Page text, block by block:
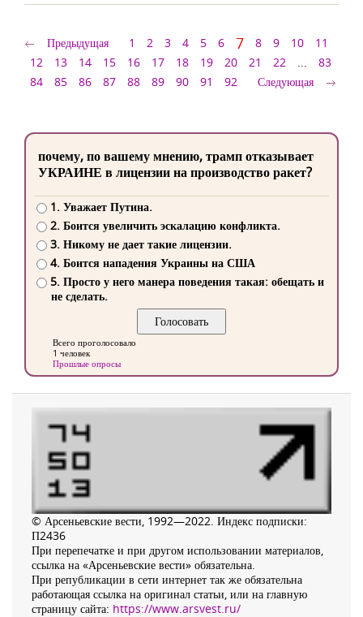
Предыдущая 1 2 3 4 5 6 7 8 9 10
11
12
13 14 15 16 17 18 19 20 21 22 ...
83
84
85 86 87 88 89 90 91 92 Следующая
почему, по вашему мнению, трамп отказывает
УКРАИНЕ в лицензии на производство ракет?
1. Уважает Путина.
2. Боится увеличить эскалацию конфликта.
3. Никому не дает такие лицензии.
4. Боится нападения Украины на США
5. Просто у него манера поведения такая: обещать и
не сделать.
Всего проголосовало
1 человек
Прошлые опросы
© Арсеньевские вести, 1992—2022. Индекс подписки:
П2436
При перепечатке и при другом использовании материалов,
ссылка на «Арсеньевские вести» обязательна.
При републикации в сети интернет так же обязательна
работающая ссылка на оригинал статьи, или на главную
страницу сайта: https://www.arsvest.ru/